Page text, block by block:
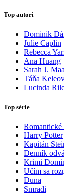
Top autori
Dominik
Julie Caplin
Rebecca
Ana Huang
Sarah J.
Táňa
Lucinda
Top série
Romantické
Harry Potter
Kapitán
Denník
Krimi
Učím sa
Duna
Smradi